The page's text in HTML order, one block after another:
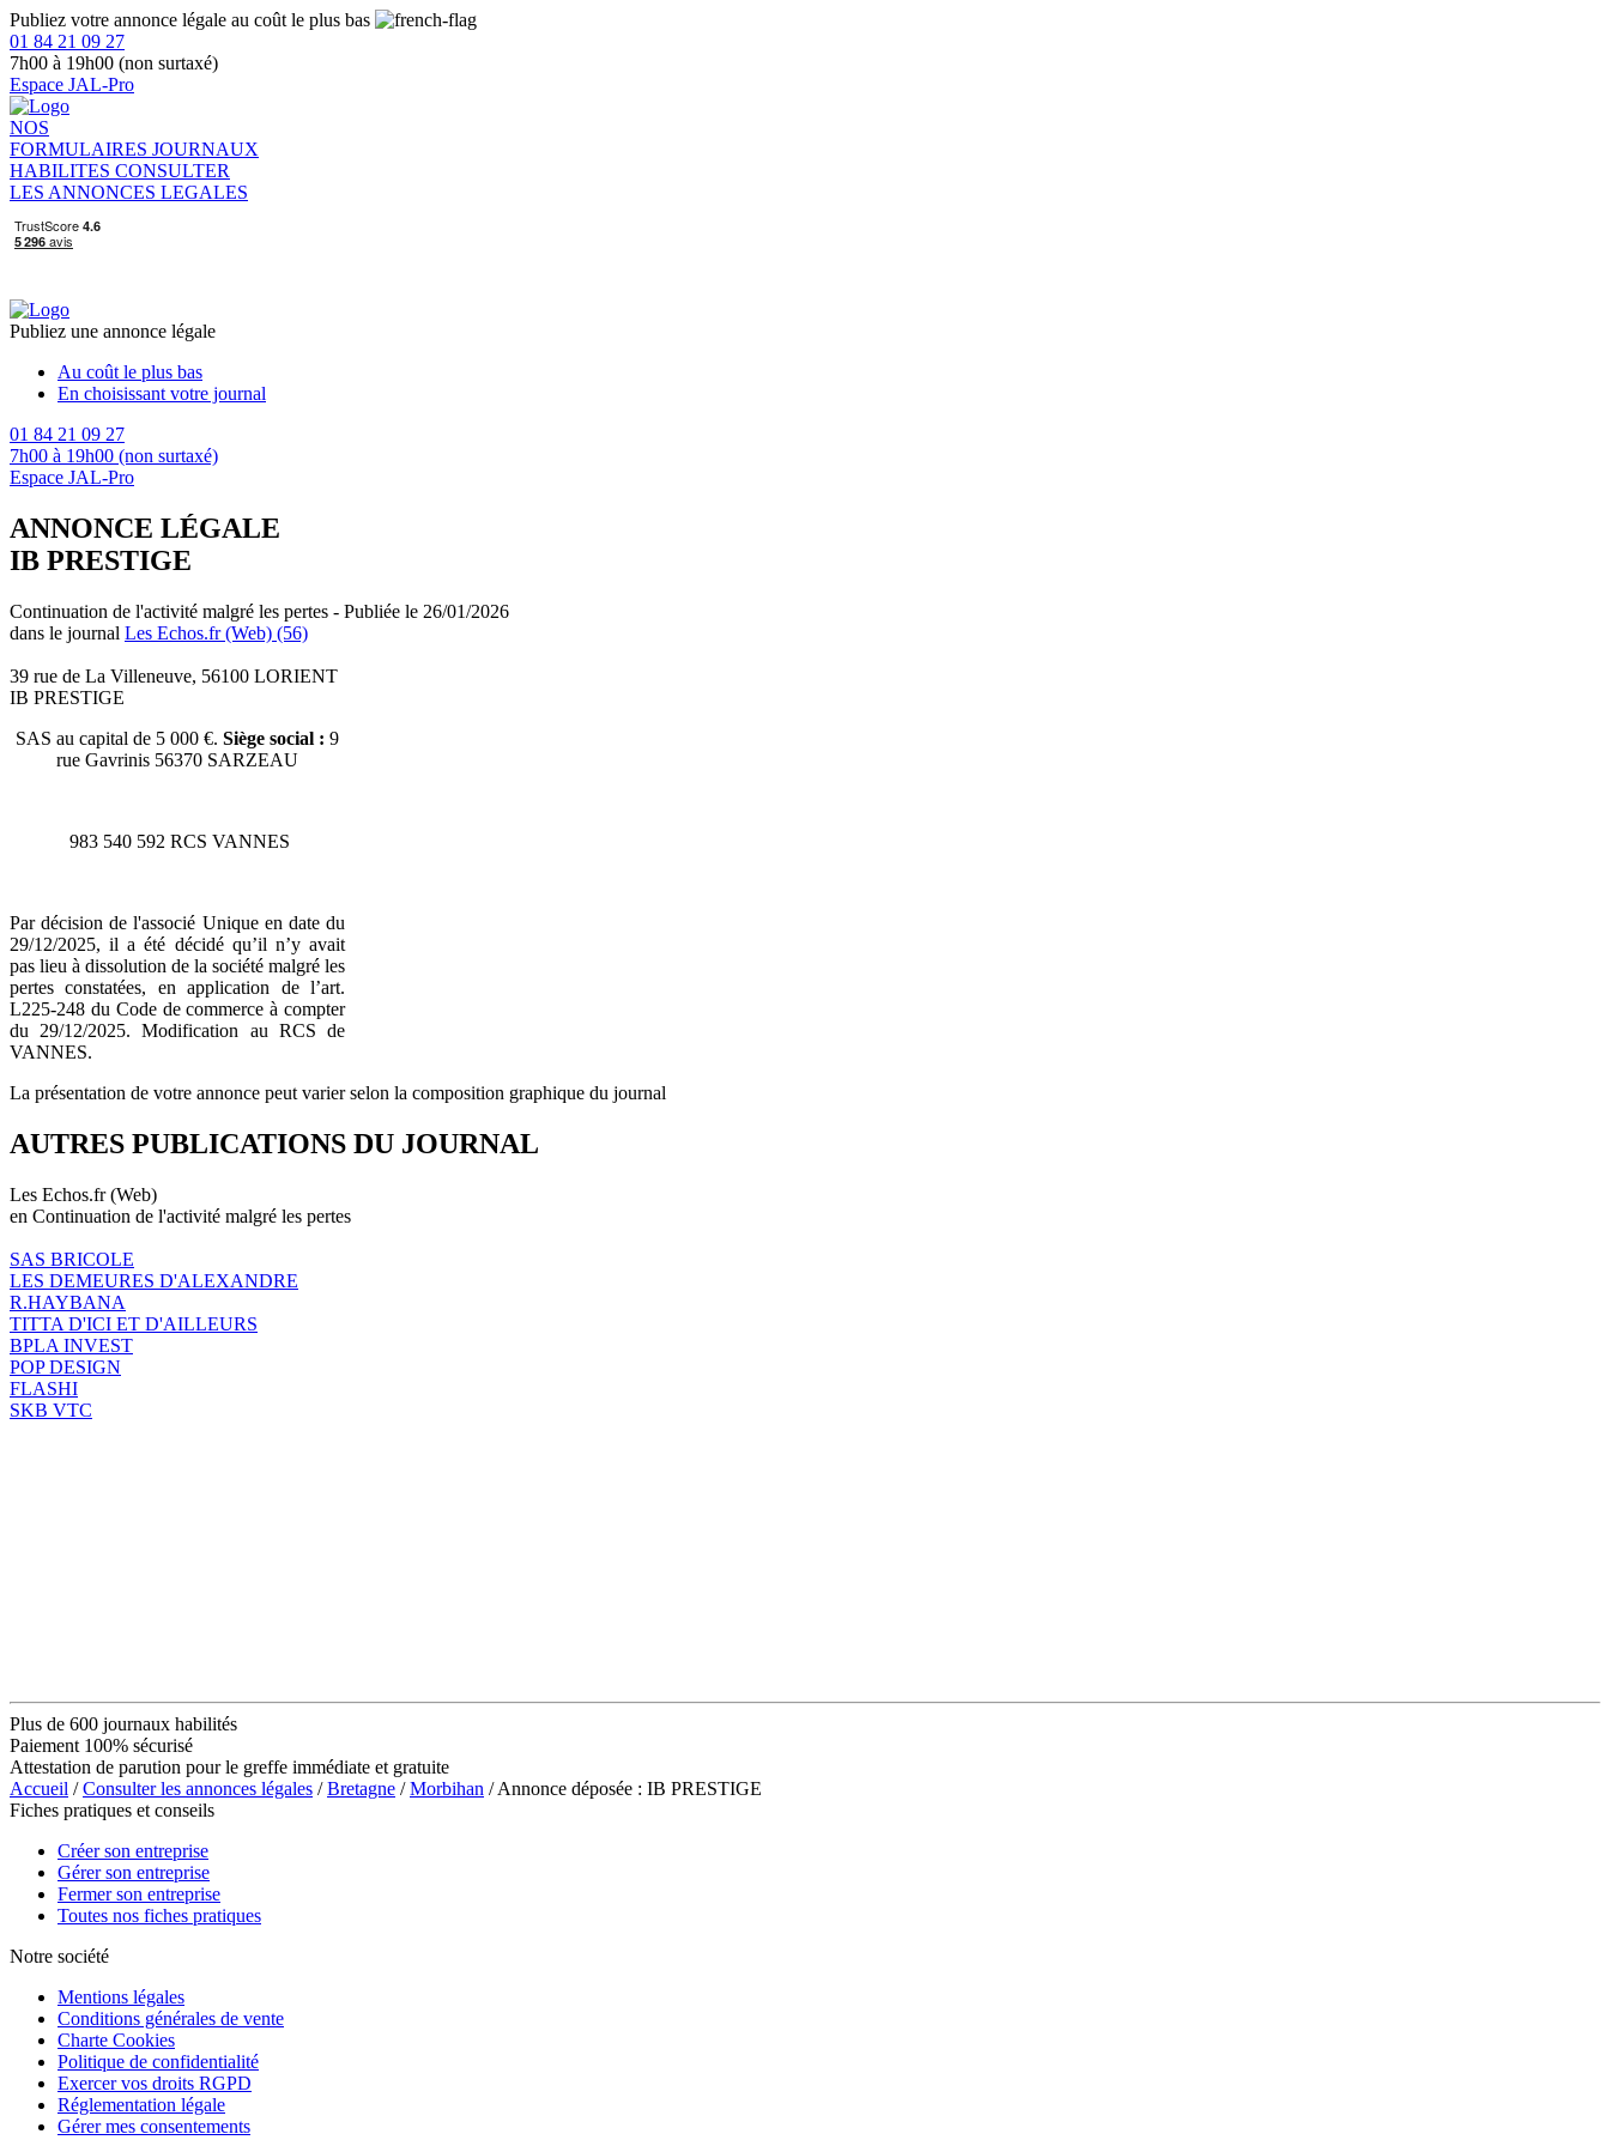
Publiez votre annonce légale au coût le plus bas
01 84 21 09 27
7h00 à 19h00 (non surtaxé)
Espace JAL-Pro
NOS
FORMULAIRES JOURNAUX
HABILITES CONSULTER
LES ANNONCES LEGALES
Publiez une annonce légale
Au coût le plus bas
En choisissant votre journal
01 84 21 09 27
7h00 à 19h00 (non surtaxé)
Espace JAL-Pro
ANNONCE LÉGALE
IB PRESTIGE
Continuation de l'activité malgré les pertes - Publiée le 26/01/2026
dans le journal Les Echos.fr (Web) (56)
39 rue de La Villeneuve, 56100 LORIENT
IB PRESTIGE
SAS au capital de 5 000 €. Siège social : 9
rue Gavrinis 56370 SARZEAU
983 540 592 RCS VANNES
Par décision de l'associé Unique en date du
29/12/2025, il a été décidé qu’il n’y avait
pas lieu à dissolution de la société malgré les
pertes constatées, en application de l’art.
L225-248 du Code de commerce à compter
du 29/12/2025. Modification au RCS de
VANNES.
La présentation de votre annonce peut varier selon la composition graphique du journal
AUTRES PUBLICATIONS DU JOURNAL
Les Echos.fr (Web)
en Continuation de l'activité malgré les pertes
SAS BRICOLE
LES DEMEURES D'ALEXANDRE
R.HAYBANA
TITTA D'ICI ET D'AILLEURS
BPLA INVEST
POP DESIGN
FLASHI
SKB VTC
Plus de 600 journaux habilités
Paiement 100% sécurisé
Attestation de parution pour le greffe immédiate et gratuite
Accueil /Consulter les annonces légales /Bretagne /Morbihan / Annonce déposée : IB PRESTIGE
Fiches pratiques et conseils
Créer son entreprise
Gérer son entreprise
Fermer son entreprise
Toutes nos fiches pratiques
Notre société
Mentions légales
Conditions générales de vente
Charte Cookies
Politique de confidentialité
Exercer vos droits RGPD
Réglementation légale
Gérer mes consentements